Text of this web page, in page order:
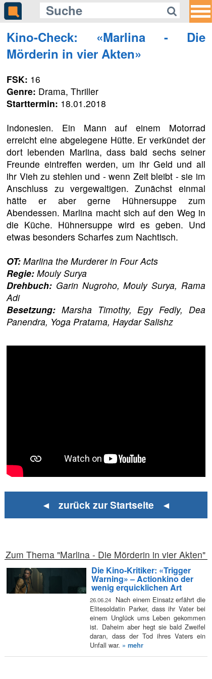
Kino-Check: «Marlina - Die
Mörderin in vier Akten»
FSK: 16
Genre: Drama, Thriller
Starttermin: 18.01.2018
​Indonesien. Ein Mann auf einem Motorrad
erreicht eine abgelegene Hütte. Er verkündet der
dort lebenden Marlina, dass bald sechs seiner
Freunde eintreffen werden, um ihr Geld und all
ihr Vieh zu stehlen und - wenn Zeit bleibt - sie im
Anschluss zu vergewaltigen. Zunächst einmal
hätte er aber gerne Hühnersuppe zum
Abendessen. Marlina macht sich auf den Weg in
die Küche. Hühnersuppe wird es geben. Und
etwas besonders Scharfes zum Nachtisch.
OT: Marlina the Murderer in Four Acts
Regie: Mouly Surya
Drehbuch: Garin Nugroho, Mouly Surya, Rama
Adi
Besetzung: Marsha Timothy, Egy Fedly, Dea
Panendra, Yoga Pratama, Haydar Salishz
◄ zurück zur Startseite ◄
Zum Thema "Marlina - Die Mörderin in vier Akten"
Die Kino-Kritiker: «Trigger
Warning» – Actionkino der
wenig erquicklichen Art
26.06.24
Nach einem Einsatz erfährt die
Elitesoldatin Parker, dass ihr Vater bei
einem Unglück ums Leben gekommen
ist. Daheim aber hegt sie bald Zweifel
daran, dass der Tod ihres Vaters ein
Unfall war. » mehr